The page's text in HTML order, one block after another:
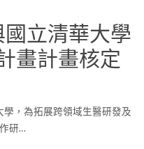
立清華大學
畫計畫核定
，為拓展跨領域生醫研發及
研…